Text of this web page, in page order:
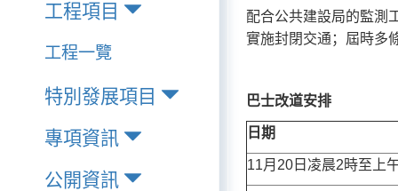
工程項目
工程一覽
特別發展項目
專項資訊
公開資訊
配合公共建設局的監測
實施封閉交通；屆時多
巴士改道安排
日期
11月20日凌晨2時至上